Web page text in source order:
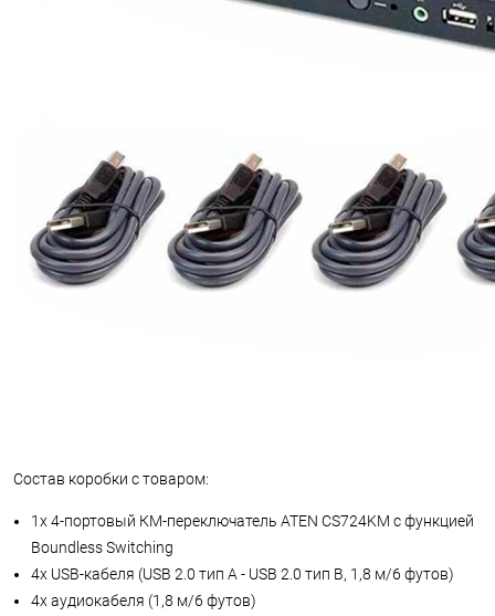
Состав коробки с товаром:
1x 4-портовый КМ-переключатель ATEN CS724KM с функцией
Boundless Switching
4x USB-кабеля (USB 2.0 тип A - USB 2.0 тип B, 1,8 м/6 футов)
4x аудиокабеля (1,8 м/6 футов)